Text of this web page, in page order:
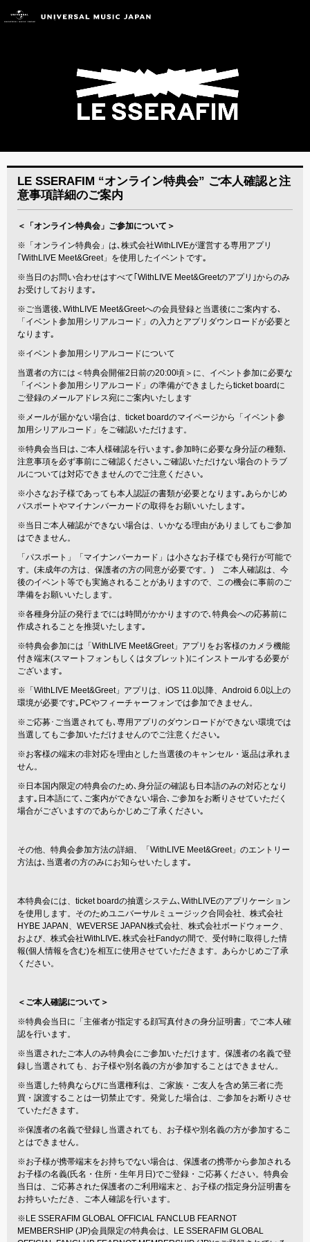
LE SSERAFIM “オンライン特典会” ご本人確認と注
意事項詳細のご案内
＜「オンライン特典会」ご参加について＞
※「オンライン特典会」は､株式会社WithLIVEが運営する専用アプリ
｢WithLIVE Meet&Greet」を使用したイベントです｡
※当日のお問い合わせはすべて｢WithLIVE Meet&Greetのアプリ｣からのみ
お受けしております｡
※ご当選後､WithLIVE Meet&Greetへの会員登録と当選後にご案内する､
「イベント参加用シリアルコード」の入力とアプリダウンロードが必要と
なります｡
※イベント参加用シリアルコードについて
当選者の方には＜特典会開催2日前の20:00頃＞に、イベント参加に必要な
「イベント参加用シリアルコード」の準備ができましたらticket boardに
ご登録のメールアドレス宛にご案内いたします
※メールが届かない場合は、ticket boardのマイページから「イベント参
加用シリアルコード」をご確認いただけます。
※特典会当日は､ご本人様確認を行います｡参加時に必要な身分証の種類､
注意事項を必ず事前にご確認ください｡ご確認いただけない場合のトラブ
ルについては対応できませんのでご注意ください｡
※小さなお子様であっても本人認証の書類が必要となります｡あらかじめ
パスポートやマイナンバーカードの取得をお願いいたします｡
※当日ご本人確認ができない場合は、いかなる理由がありましてもご参加
はできません。
「パスポート」「マイナンバーカード」は小さなお子様でも発行が可能で
す。(未成年の方は、保護者の方の同意が必要です。) ご本人確認は、今
後のイベント等でも実施されることがありますので、この機会に事前のご
準備をお願いいたします。
※各種身分証の発行までには時間がかかりますので､特典会への応募前に
作成されることを推奨いたします｡
※特典会参加には「WithLIVE Meet&Greet」アプリをお客様のカメラ機能
付き端末(スマートフォンもしくはタブレット)にインストールする必要が
ございます｡
※「WithLIVE Meet&Greet」アプリは、iOS 11.0以降、Android 6.0以上の
環境が必要です｡PCやフィーチャーフォンでは参加できません。
※ご応募･ご当選されても､専用アプリのダウンロードができない環境では
当選してもご参加いただけませんのでご注意ください｡
※お客様の端末の非対応を理由とした当選後のキャンセル・返品は承れま
せん。
※日本国内限定の特典会のため､身分証の確認も日本語のみの対応となり
ます｡日本語にて､ご案内ができない場合､ご参加をお断りさせていただく
場合がございますのであらかじめご了承ください｡
その他、特典会参加方法の詳細、「WithLIVE Meet&Greet」のエントリー
方法は､当選者の方のみにお知らせいたします｡
本特典会には、ticket boardの抽選システム､WithLIVEのアプリケーション
を使用します。そのためユニバーサルミュージック合同会社、株式会社
HYBE JAPAN、WEVERSE JAPAN株式会社、株式会社ボードウォーク、
および、株式会社WithLIVE､株式会社Fandyの間で、受付時に取得した情
報(個人情報を含む)を相互に使用させていただきます。あらかじめご了承
ください。
＜ご本人確認について＞
※特典会当日に「主催者が指定する顔写真付きの身分証明書」でご本人確
認を行います。
※当選されたご本人のみ特典会にご参加いただけます。保護者の名義で登
録し当選されても、お子様や別名義の方が参加することはできません。
※当選した特典ならびに当選権利は、ご家族・ご友人を含め第三者に売
買・譲渡することは一切禁止です。発覚した場合は、ご参加をお断りさせ
ていただきます。
※保護者の名義で登録し当選されても、お子様や別名義の方が参加するこ
とはできません。
※お子様が携帯端末をお持ちでない場合は、保護者の携帯から参加される
お子様の名義(氏名・住所・生年月日)でご登録・ご応募ください。特典会
当日は、ご応募された保護者のご利用端末と、お子様の指定身分証明書を
お持ちいただき、ご本人確認を行います。
※LE SSERAFIM GLOBAL OFFICIAL FANCLUB FEARNOT
MEMBERSHIP (JP)会員限定の特典会は、LE SSERAFIM GLOBAL